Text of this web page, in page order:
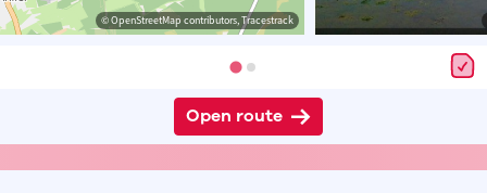
© OpenStreetMap contributors, Tracestrack
Open route